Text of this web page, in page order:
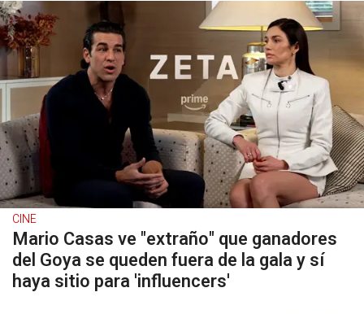
CINE
Mario Casas ve "extraño" que ganadores
del Goya se queden fuera de la gala y sí
haya sitio para 'influencers'